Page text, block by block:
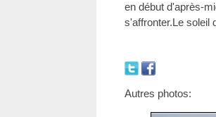
en début d'après-
s'affronter.Le soleil
Autres photos: